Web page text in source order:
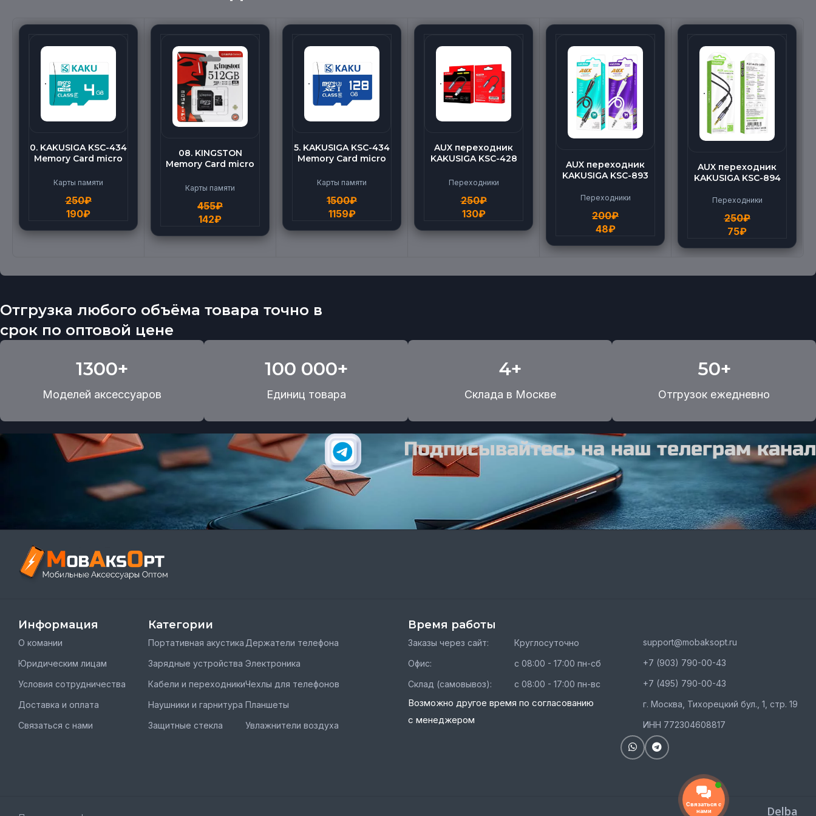
0. KAKUSIGA KSC-434
Memory Card micro
Speed (4G)
Карты памяти
250₽
190₽
08. KINGSTON
Memory Card micro
Карты памяти
455₽
142₽
5. KAKUSIGA KSC-434
Memory Card micro
Speed (128G)
Карты памяти
1500₽
1159₽
AUX переходник
KAKUSIGA KSC-428
Переходники
250₽
130₽
AUX переходник
KAKUSIGA KSC-893
Переходники
200₽
48₽
AUX переходник
KAKUSIGA KSC-894
Переходники
250₽
75₽
Отгрузка любого объёма товара точно в
срок по оптовой цене
1300+
Моделей аксессуаров
100 000+
Единиц товара
4+
Склада в Москве
50+
Отгрузок ежедневно
Подписывайтесь на наш телеграм канал
Информация
О комании
Юридическим лицам
Условия сотрудничества
Доставка и оплата
Связаться с нами
Категории
Портативная акустика
Зарядные устройства
Кабели и переходники
Наушники и гарнитура
Защитные стекла
Держатели телефона
Электроника
Чехлы для телефонов
Планшеты
Увлажнители воздуха
Время работы
Заказы через сайт:
Офис:
Склад (самовывоз):
Круглосуточно
с 08:00 - 17:00 пн-сб
с 08:00 - 17:00 пн-вс
Возможно другое время по согласованию
с менеджером
support@mobaksopt.ru
+7 (903) 790-00-43
+7 (495) 790-00-43
г. Москва, Тихорецкий бул., 1, стр. 19
ИНН 772304608817
Delba
Связаться с
нами